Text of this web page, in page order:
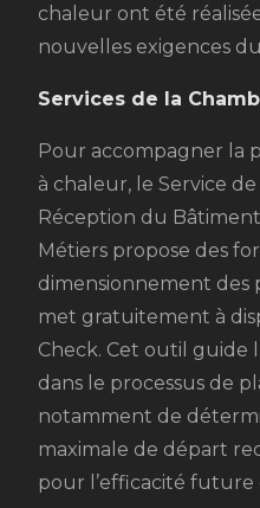
chaleur ont été
nouvelles exigences
Services de la
Pour accompagner la
à chaleur, le Service
Réception du
Métiers propose des
dimensionnement des
met gratuitement à
Check. Cet outil guide
dans le processus de
notamment de
maximale de départ
pour l’efficacité future